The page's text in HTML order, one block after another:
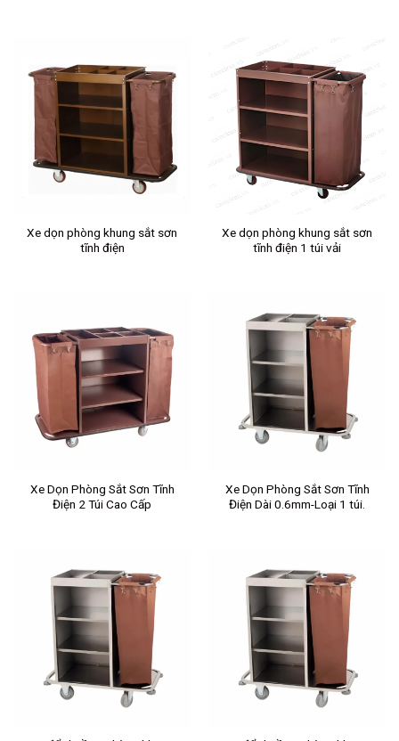
Xe dọn phòng khung sắt sơn
tĩnh điện
Xe dọn phòng khung sắt sơn
tĩnh điện 1 túi vải
Xe Dọn Phòng Sắt Sơn Tĩnh
Điện 2 Túi Cao Cấp
Xe Dọn Phòng Sắt Sơn Tĩnh
Điện Dài 0.6mm-Loại 1 túi.